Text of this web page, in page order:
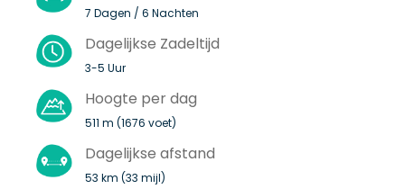
7 Dagen / 6 Nachten
Dagelijkse Zadeltijd
3-5 Uur
Hoogte per dag
511 m (1676 voet)
Dagelijkse afstand
53 km (33 mijl)